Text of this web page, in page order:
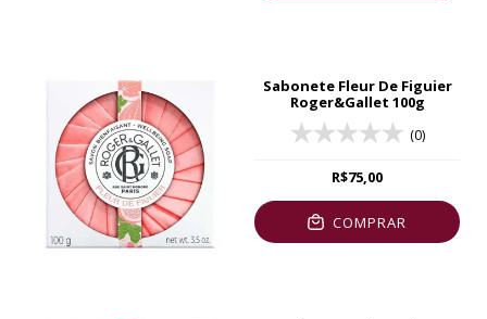
Sabonete Fleur De Figuier
Roger&Gallet 100g
(0)
R$75,00
COMPRAR